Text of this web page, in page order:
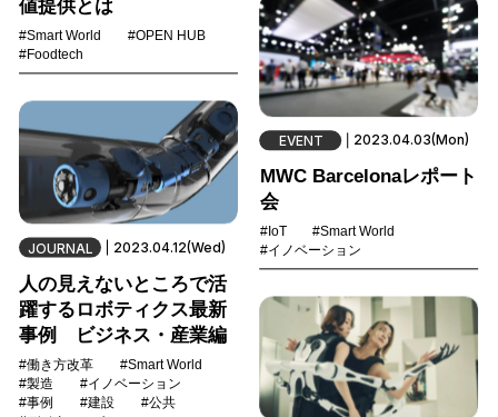
値提供とは
#Smart World
#OPEN HUB
#Foodtech
EVENT 2023.04.03(Mon)
MWC Barcelonaレポート
会
#IoT
#Smart World
#イノベーション
JOURNAL 2023.04.12(Wed)
人の見えないところで活
躍するロボティクス最新
事例 ビジネス・産業編
#働き方改革
#Smart World
#製造
#イノベーション
#事例
#建設
#公共